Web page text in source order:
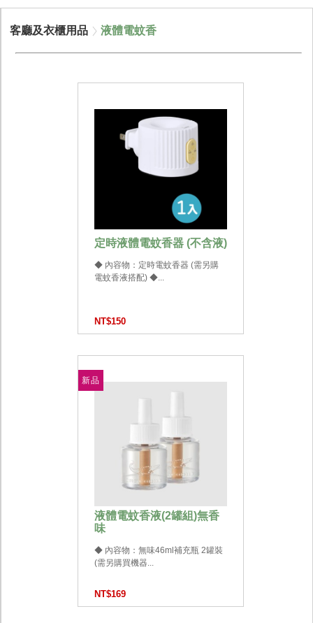
客廳及衣櫃用品 液體電蚊香
定時液體電蚊香器 (不含液)
◆ 內容物：定時電蚊香器 (需另購
電蚊香液搭配) ◆...
NT$150
新品
液體電蚊香液(2罐組)無香
味
◆ 內容物：無味46ml補充瓶 2罐裝
(需另購買機器...
NT$169